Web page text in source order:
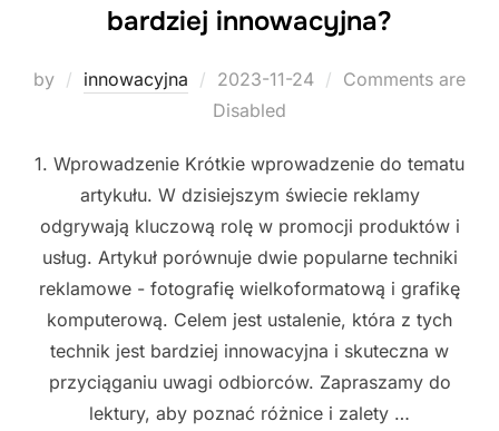
bardziej innowacyjna?
by innowacyjna
Posted
on
2023-11-24
Comments are
Disabled
1. Wprowadzenie Krótkie wprowadzenie do tematu
artykułu. W dzisiejszym świecie reklamy
odgrywają kluczową rolę w promocji produktów i
usług. Artykuł porównuje dwie popularne techniki
reklamowe - fotografię wielkoformatową i grafikę
komputerową. Celem jest ustalenie, która z tych
technik jest bardziej innowacyjna i skuteczna w
przyciąganiu uwagi odbiorców. Zapraszamy do
lektury, aby poznać różnice i zalety …